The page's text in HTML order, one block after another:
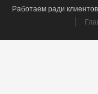
Работаем ради